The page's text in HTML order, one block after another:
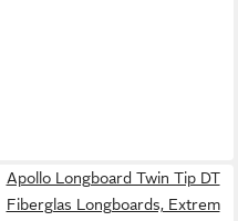
Apollo Longboard Twin Tip DT
Fiberglas Longboards, Extrem